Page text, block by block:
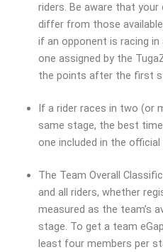
riders. Be aware that
differ from those
if an opponent is racing
one assigned by the
the points after the first
If a rider races in two (or
same stage, the best
one included in the official
The Team Overall
and all riders, whether
measured as the team’s
stage. To get a team
least four members per